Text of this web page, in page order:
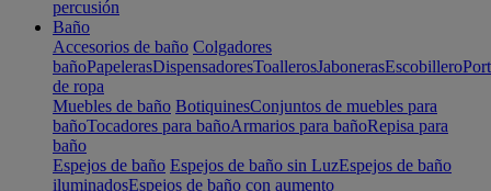
percusión
Baño
Accesorios de baño Colgadores
bañoPapelerasDispensadoresToallerosJabonerasEscobillero
de ropa
Muebles de baño BotiquinesConjuntos de muebles para
bañoTocadores para bañoArmarios para bañoRepisa para
baño
Espejos de baño Espejos de baño sin LuzEspejos de baño
iluminadosEspejos de baño con aumento